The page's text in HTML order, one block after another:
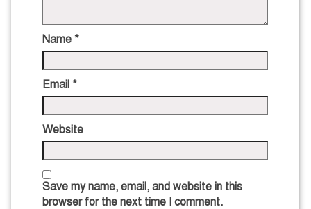
Name *
Email *
Website
Save my name, email, and website in this
browser for the next time I comment.